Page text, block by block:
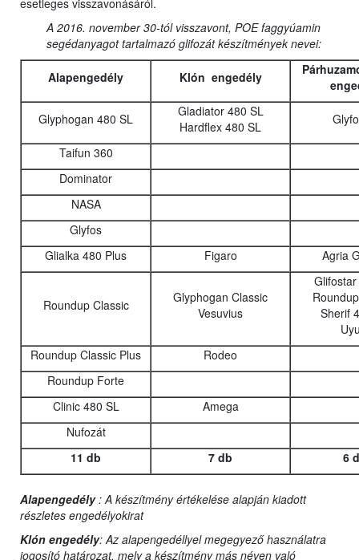
esetleges visszavonásáról.
A 2016. november 30-tól visszavont, POE faggyúamin
segédanyagot tartalmazó glifozát készítmények nevei:
Alapengedély Klón engedély
Glyphogan 480 SL
Gladiator 480 SL
Hardflex 480 SL
Taifun 360
Dominator
NASA
Glyfos
Glialka 480 Plus
Figaro Agria
Roundup Classic
Glyphogan Classic
Vesuvius
Sherif
Roundup Classic Plus
Rodeo
Roundup Forte
Clinic 480 SL
Amega
Nufozát
11 db
7 db 6
Alapengedély: A készítmény értékelése alapján kiadott
részletes engedélyokirat
Klón engedély: Az alapengedéllyel megegyező használatra
jogosító határozat, mely a készítmény más néven való